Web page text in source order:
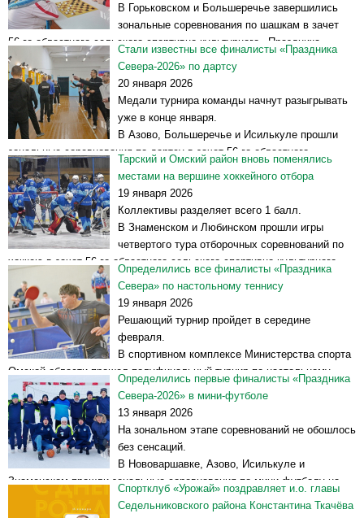
В Горьковском и Большеречье завершились
зональные соревнования по шашкам в зачет
56-го областного сельского спортивно-культурного «Праздника
Севера – Таврическое-2026».
На соревнования в общей сложности приехали 21 команда. В
Горьковском...Читать далее >>
Стали известны все финалисты «Праздника
Севера-2026» по дартсу
20 января 2026
Медали турнира команды начнут разыгрывать
уже в конце января.
В Азово, Большеречье и Исилькуле прошли
зональные соревнования по дартсу в зачет 56-го областного
сельского спортивно-культурного «Праздника Севера –
Таврическом-2026».
На соревнованиях в общей сложности выступили 24...
>>
Тарский и Омский район вновь поменялись
местами на вершине хоккейного отбора
19 января 2026
Коллективы разделяет всего 1 балл.
В Знаменском и Любинском прошли игры
четвертого тура отборочных соревнований по
хоккею в зачет 56-го областного сельского спортивно-культурного
«Праздника Севера – Таврическое-2026». В первой группе выступает
восемь сильнейших команд сельского хоккея,...
Читать далее >>
Определились все финалисты «Праздника
Севера» по настольному теннису
19 января 2026
Решающий турнир пройдет в середине
февраля.
В спортивном комплексе Министерства спорта
Омской области прошел полуфинальный турнир по настольному
теннису в зачет 56-го областного сельского спортивно-культурного
«Праздника Севера – Таврическое-2026».
На соревнования приехали команды...
Определились первые финалисты «Праздника
Севера-2026» в мини-футболе
13 января 2026
На зональном этапе соревнований не обошлось
без сенсаций.
В Нововаршавке, Азово, Исилькуле и
Знаменском прошли зональные соревнования по мини-футболу на
снегу в зачет 56-го областного сельского спортивно-культурного
«Праздника Севера – Таврическое-2026». За путевки на областной
Спортклуб «Урожай» поздравляет и.о. главы
Седельниковского района Константина Ткачёва